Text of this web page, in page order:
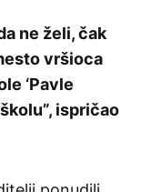
ne želi, čak
vršioca
‘Pavle
ispričao